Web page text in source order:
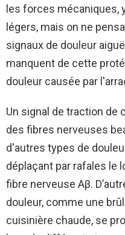
les forces mécaniques,
légers, mais on ne
signaux de douleur
manquent de cette
douleur causée par
Un signal de traction de
des fibres nerveuses
d'autres types de
déplaçant par rafales le
fibre nerveuse Aβ.
douleur, comme une
cuisinière chaude, se